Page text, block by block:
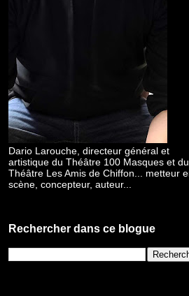
Dario Larouche, directeur général et
artistique du Théâtre 100 Masques et du
Théâtre Les Amis de Chiffon... metteur
scène, concepteur, auteur...
Rechercher dans ce blogue